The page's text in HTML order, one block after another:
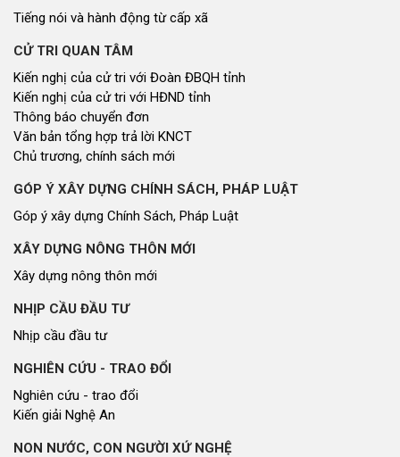
Tiếng nói và hành động từ cấp xã
CỬ TRI QUAN TÂM
Kiến nghị của cử tri với Đoàn ĐBQH tỉnh
Kiến nghị của cử tri với HĐND tỉnh
Thông báo chuyển đơn
Văn bản tổng hợp trả lời KNCT
Chủ trương, chính sách mới
GÓP Ý XÂY DỰNG CHÍNH SÁCH, PHÁP LUẬT
Góp ý xây dựng Chính Sách, Pháp Luật
XÂY DỰNG NÔNG THÔN MỚI
Xây dựng nông thôn mới
NHỊP CẦU ĐẦU TƯ
Nhịp cầu đầu tư
NGHIÊN CỨU - TRAO ĐỔI
Nghiên cứu - trao đổi
Kiến giải Nghệ An
NON NƯỚC, CON NGƯỜI XỨ NGHỆ